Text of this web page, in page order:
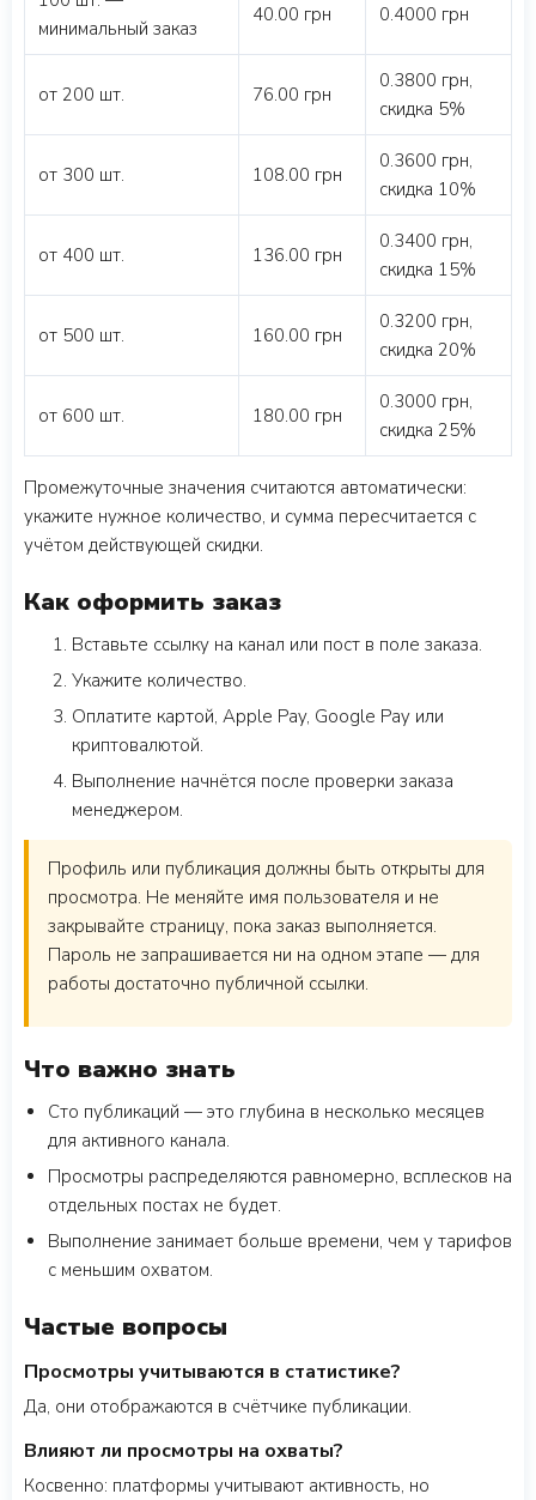
минимальный заказ
40.00 грн 0.4000 грн
от 200 шт. 76.00 грн
0.3800 грн,
скидка 5%
от 300 шт. 108.00 грн
0.3600 грн,
скидка 10%
от 400 шт. 136.00 грн
0.3400 грн,
скидка 15%
от 500 шт. 160.00 грн
0.3200 грн,
скидка 20%
от 600 шт. 180.00 грн
0.3000 грн,
скидка 25%
Промежуточные значения считаются автоматически:
укажите нужное количество, и сумма пересчитается с
учётом действующей скидки.
Как оформить заказ
Вставьте ссылку на канал или пост в поле заказа.
Укажите количество.
Оплатите картой, Apple Pay, Google Pay или
криптовалютой.
Выполнение начнётся после проверки заказа
менеджером.
Профиль или публикация должны быть открыты для
просмотра. Не меняйте имя пользователя и не
закрывайте страницу, пока заказ выполняется.
Пароль не запрашивается ни на одном этапе — для
работы достаточно публичной ссылки.
Что важно знать
Сто публикаций — это глубина в несколько месяцев
для активного канала.
Просмотры распределяются равномерно, всплесков на
отдельных постах не будет.
Выполнение занимает больше времени, чем у тарифов
с меньшим охватом.
Частые вопросы
Просмотры учитываются в статистике?
Да, они отображаются в счётчике публикации.
Влияют ли просмотры на охваты?
Косвенно: платформы учитывают активность, но